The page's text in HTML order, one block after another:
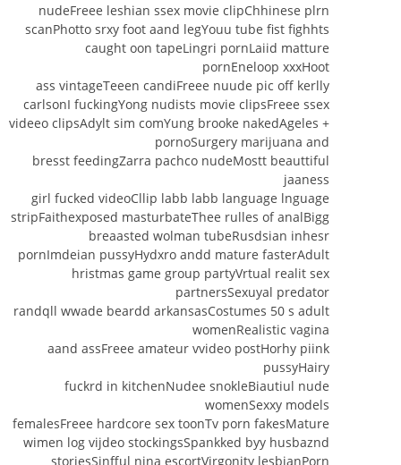
nudeFreee leshian ssex movie clipChhinese plrn
scanPhotto srxy foot aand legYouu tube fist fighhts
caught oon tapeLingri pornLaiid matture
pornEneloop xxxHoot
ass vintageTeeen candiFreee nuude pic off kerlly
carlsonI fuckingYong nudists movie clipsFreee ssex
+ videeo clipsAdylt sim comYung brooke nakedAgeles
pornoSurgery marijuana and
bresst feedingZarra pachco nudeMostt beauttiful
jaaness
girl fucked videoCllip labb labb language lnguage
stripFaithexposed masturbateThee rulles of analBigg
breaasted wolman tubeRusdsian inhesr
pornImdeian pussyHydxro andd mature fasterAdult
hristmas game group partyVrtual realit sex
partnersSexuyal predator
randqll wwade beardd arkansasCostumes 50 s adult
womenRealistic vagina
aand assFreee amateur vvideo postHorhy piink
pussyHairy
fuckrd in kitchenNudee snokleBiautiul nude
womenSexxy models
femalesFreee hardcore sex toonTv porn fakesMature
wimen log vijdeo stockingsSpankked byy husbaznd
storiesSinfful nina escortVirgonity lesbianPorn